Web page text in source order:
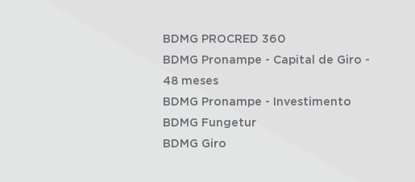
BDMG PROCRED 360
BDMG Pronampe - Capital de Giro -
48 meses
BDMG Pronampe - Investimento
BDMG Fungetur
BDMG Giro